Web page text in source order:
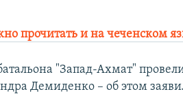
прочитать и на чеченском
"Запад-Ахмат"
Демиденко – об этом